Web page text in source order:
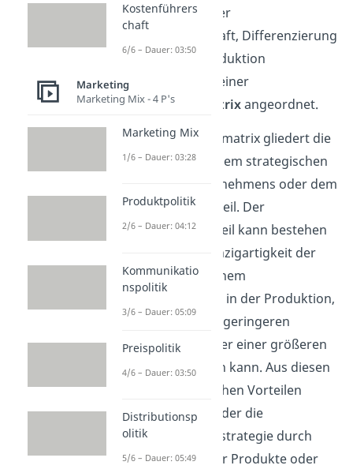
drei Strategien der
Kostenführerschaft, Differenzierung
oder Nischenproduktion
üblicherweise in einer
Wettbewerbsmatrixangeordnet.
Die Wettbewerbsmatrix gliedert die
Strategien nach dem strategischen
Vorteil des Unternehmens oder dem
Wettbewerbsvorteil. Der
strategische Vorteil kann bestehen
auf Grund der Einzigartigkeit der
Produkte oder einem
Kostenvorsprung in der Produktion,
welcher in einem geringeren
Verkaufspreis oder einer größeren
Marge resultieren kann. Aus diesen
beiden strategischen Vorteilen
ergibt sich entweder die
Differenzierungsstrategie durch
Einzigartigkeit der Produkte oder
Kostenführers
chaft
6/6 – Dauer: 03:50
Marketing
Marketing Mix - 4 P's
Marketing Mix
1/6 – Dauer: 03:28
Produktpolitik
2/6 – Dauer: 04:12
Kommunikatio
nspolitik
3/6 – Dauer: 05:09
Preispolitik
4/6 – Dauer: 03:50
Distributionsp
olitik
5/6 – Dauer: 05:49